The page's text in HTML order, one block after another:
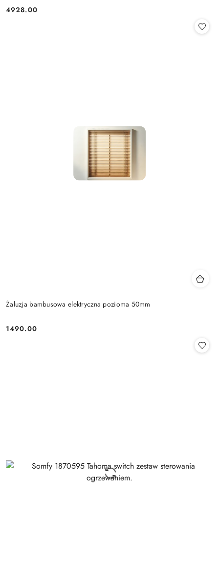
Cena:
4928.00
Żaluzja bambusowa elektryczna pozioma 50mm
Cena:
1490.00